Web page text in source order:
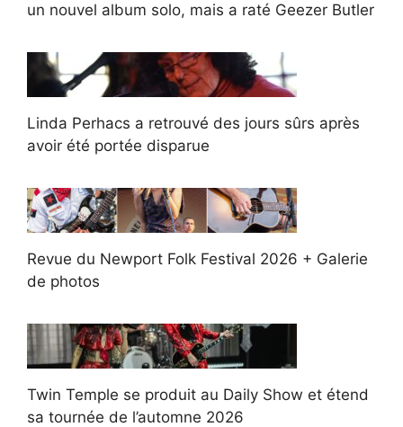
un nouvel album solo, mais a raté Geezer Butler
Linda Perhacs a retrouvé des jours sûrs après
avoir été portée disparue
Revue du Newport Folk Festival 2026 + Galerie
de photos
Twin Temple se produit au Daily Show et étend
sa tournée de l’automne 2026